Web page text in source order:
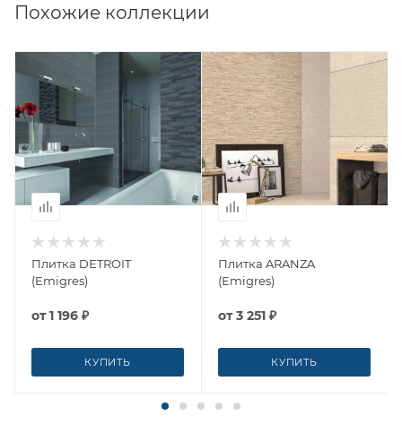
Похожие коллекции
Плитка DETROIT
(Emigres)
от1 196 ₽
КУПИТЬ
Плитка ARANZA
(Emigres)
от3 251 ₽
КУПИТЬ